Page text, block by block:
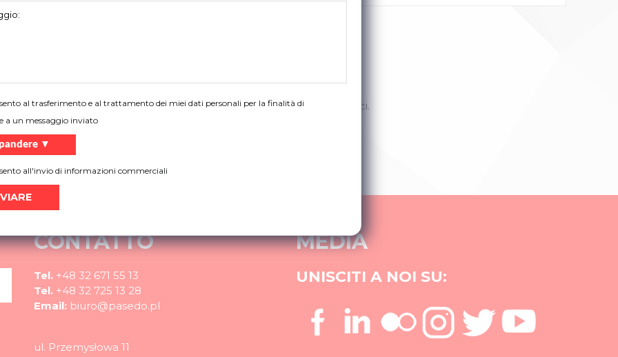
al trasferimento e al trattamento dei miei dati personali per la finalità di
a un messaggio inviato
▼
all'invio di informazioni commerciali
di più sui nostri prodotti, non sai quale soluzione scegliere, contattaci.
CONTATTO
Tel. +48 32 671 55 13
Tel. +48 32 725 13 28
Email: biuro@pasedo.pl
ul. Przemysłowa 11
MEDIA
UNISCITI A NOI SU: